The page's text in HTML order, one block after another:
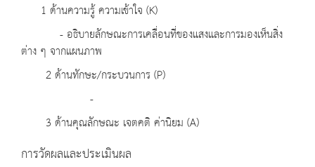
1 ด้านความรู้ ความเข้าใจ (K)
- อธิบายลักษณะการเคลื่อนที่ของแสงและการมองเห็นสิ่ง
ต่าง ๆ จากแผนภาพ
2 ด้านทักษะ/กระบวนการ (P)
-
3 ด้านคุณลักษณะ เจตคติ ค่านิยม (A)
การวัดผลและประเมินผล